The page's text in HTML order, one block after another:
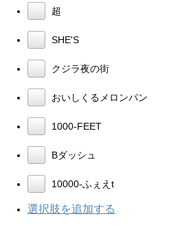
超
SHE'S
クジラ夜の街
おいしくるメロンパン
1000-FEET
Bダッシュ
10000-ふぇえt
選択肢を追加する